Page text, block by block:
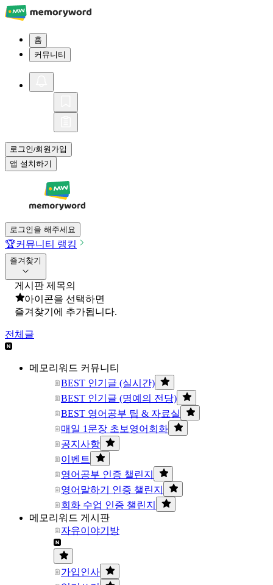
홈
커뮤니티
로그인/회원가입
앱 설치하기
로그인을 해주세요
🏆커뮤니티 랭킹
즐겨찾기
게시판 제목의
아이콘을 선택하면
즐겨찾기에 추가됩니다.
전체글
메모리워드 커뮤니티
BEST 인기글 (실시간)
BEST 인기글 (명예의 전당)
BEST 영어공부 팁 & 자료실
매일 1문장 초보영어회화
공지사항
이벤트
영어공부 인증 챌린지
영어말하기 인증 챌린지
회화 수업 인증 챌린지
메모리워드 게시판
자유이야기방
가입인사